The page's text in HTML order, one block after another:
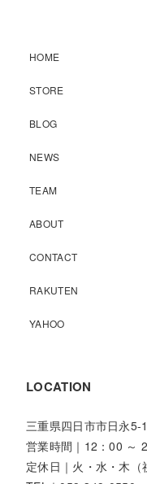
HOME
STORE
BLOG
NEWS
TEAM
ABOUT
CONTACT
RAKUTEN
YAHOO
LOCATION
三重県四日市市日永
営業時間｜12：00 ～
定休日｜火・水・木（